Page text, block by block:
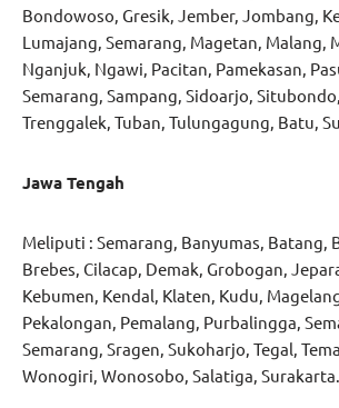
Bondowoso, Gresik, Jember, Jombang,
Lumajang, Semarang, Magetan, Malang,
Nganjuk, Ngawi, Pacitan, Pamekasan,
Semarang, Sampang, Sidoarjo,
Trenggalek, Tuban, Tulungagung, Batu,
Jawa Tengah
Meliputi : Semarang, Banyumas, Batang,
Brebes, Cilacap, Demak, Grobogan,
Kebumen, Kendal, Klaten, Kudu,
Pekalongan, Pemalang, Purbalingga,
Semarang, Sragen, Sukoharjo, Tegal,
Wonogiri, Wonosobo, Salatiga, Surakarta.